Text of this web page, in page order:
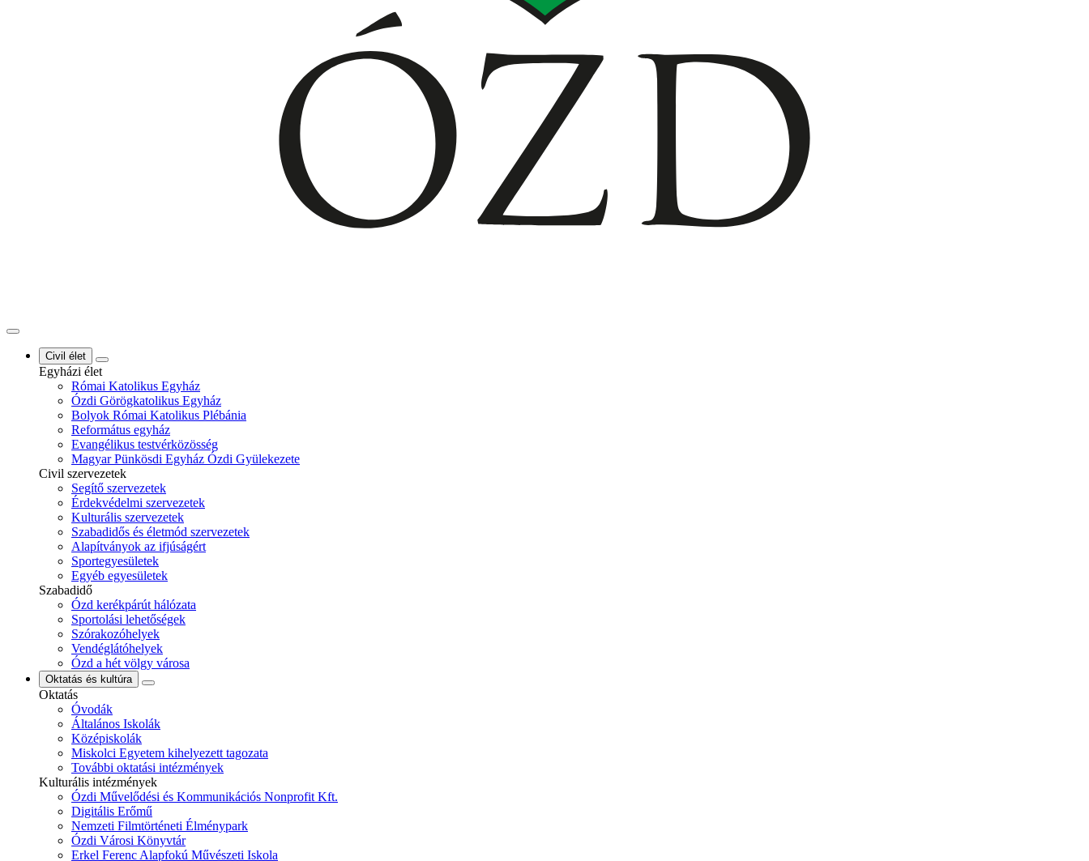
Civil élet
Egyházi élet
Római Katolikus Egyház
Ózdi Görögkatolikus Egyház
Bolyok Római Katolikus Plébánia
Református egyház
Evangélikus testvérközösség
Magyar Pünkösdi Egyház Ózdi Gyülekezete
Civil szervezetek
Segítő szervezetek
Érdekvédelmi szervezetek
Kulturális szervezetek
Szabadidős és életmód szervezetek
Alapítványok az ifjúságért
Sportegyesületek
Egyéb egyesületek
Szabadidő
Ózd kerékpárút hálózata
Sportolási lehetőségek
Szórakozóhelyek
Vendéglátóhelyek
Ózd a hét völgy városa
Oktatás és kultúra
Oktatás
Óvodák
Általános Iskolák
Középiskolák
Miskolci Egyetem kihelyezett tagozata
További oktatási intézmények
Kulturális intézmények
Ózdi Művelődési és Kommunikációs Nonprofit Kft.
Digitális Erőmű
Nemzeti Filmtörténeti Élménypark
Ózdi Városi Könyvtár
Erkel Ferenc Alapfokú Művészeti Iskola